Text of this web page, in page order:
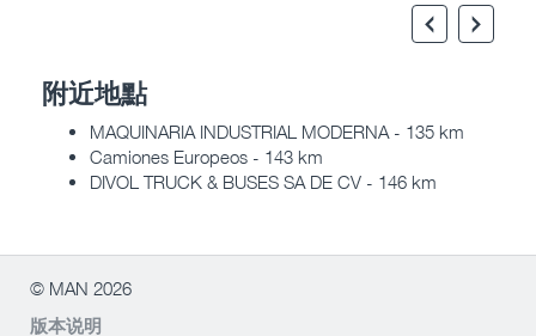
附近地點
MAQUINARIA INDUSTRIAL MODERNA - 135 km
Camiones Europeos - 143 km
DIVOL TRUCK & BUSES SA DE CV - 146 km
© MAN 2026
版本说明